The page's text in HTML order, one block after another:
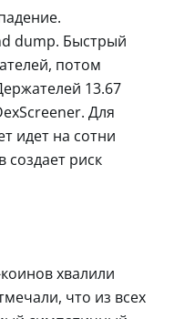
dump. Быстрый
потом
13.67
Для
идет на сотни
создает риск
хвалили
что из всех